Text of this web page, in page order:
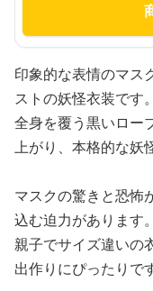
印象的な表情のマス
ストの妖怪衣装です。
全身を覆う黒いロー
上がり、本格的な妖
マスクの驚きと恐怖
込む迫力があります。
親子でサイズ違いの
出作りにぴったりです